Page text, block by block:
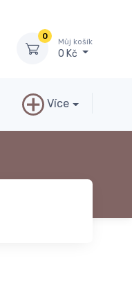
0
Můj košík
0 Kč
Více